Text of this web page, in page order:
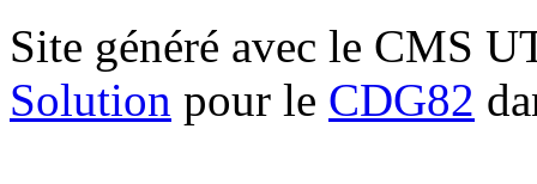
Site généré avec le CMS
Solution pour le CDG82